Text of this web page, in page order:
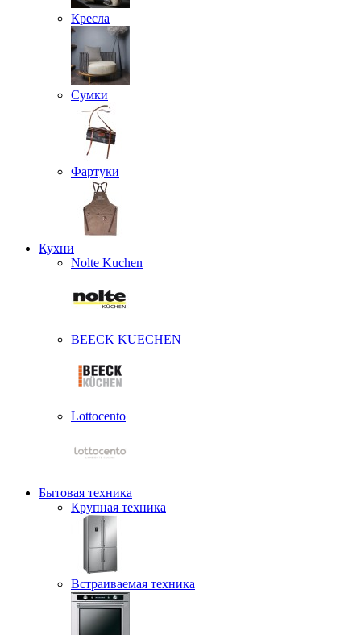
Кресла
Сумки
Фартуки
Кухни
Nolte Kuchen
BEECK KUECHEN
Lottocento
Бытовая техника
Крупная техника
Встраиваемая техника